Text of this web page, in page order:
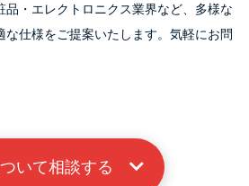
品・エレクトロニクス業界など、多様な
仕様をご提案いたします。気軽にお問
いて相談する